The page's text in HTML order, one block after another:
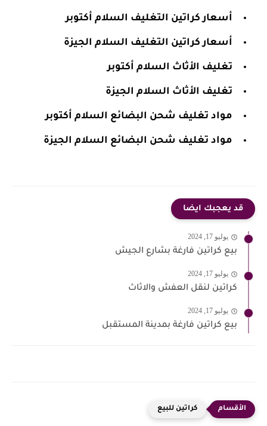
أسعار كراتين التغليف السلام أكتوبر
أسعار كراتين التغليف السلام الجيزة
تغليف الأثاث السلام أكتوبر
تغليف الأثاث السلام الجيزة
مواد تغليف شحن البضائع السلام أكتوبر
مواد تغليف شحن البضائع السلام الجيزة
قد يعجبك ايضا
يوليو 17, 2024
بيع كراتين فارغة بشارع الجيش
يوليو 17, 2024
كراتين لنقل العفش والاثاث
يوليو 17, 2024
بيع كراتين فارغة بمدينة المستقبل
كراتين للبيع